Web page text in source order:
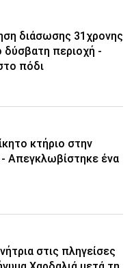
διάσωσης 31χρονης
δύσβατη περιοχή -
πόδι
κτήριο στην
Απεγκλωβίστηκε ένα
στις πληγείσες